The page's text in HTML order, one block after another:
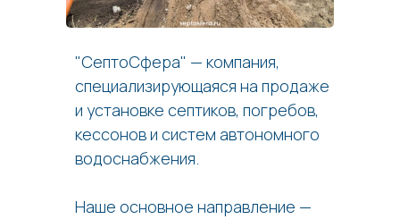
"СептоСфера" — компания,
специализирующаяся на продаже
и установке септиков, погребов,
кессонов и систем автономного
водоснабжения.
Наше основное направление —